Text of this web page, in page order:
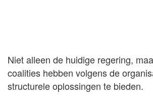
Niet alleen de huidige regering,
coalities hebben volgens de
structurele oplossingen te bieden.